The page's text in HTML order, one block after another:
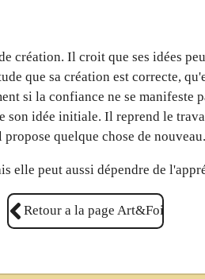
création. Il croit que ses idées
que sa création est correcte,
si la confiance ne se manifeste
idée initiale. Il reprend le
quelque chose de nouveau.
elle peut aussi dépendre de
Retour a la page Art&Foi